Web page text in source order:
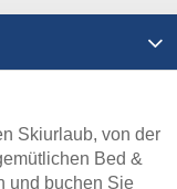
Skiurlaub, von der
Bed &
und buchen Sie